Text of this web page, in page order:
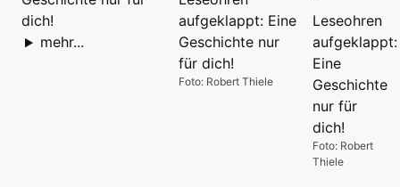
Foto: Robert
Thiele
Foto: Robert Thiele
dich!
mehr...